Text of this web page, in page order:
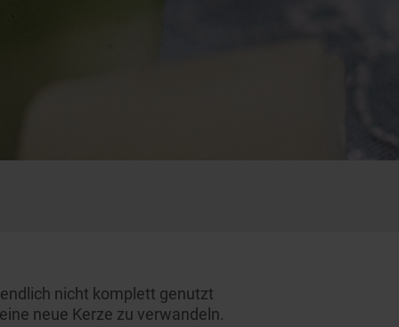
nicht komplett genutzt
neue Kerze zu verwandeln.